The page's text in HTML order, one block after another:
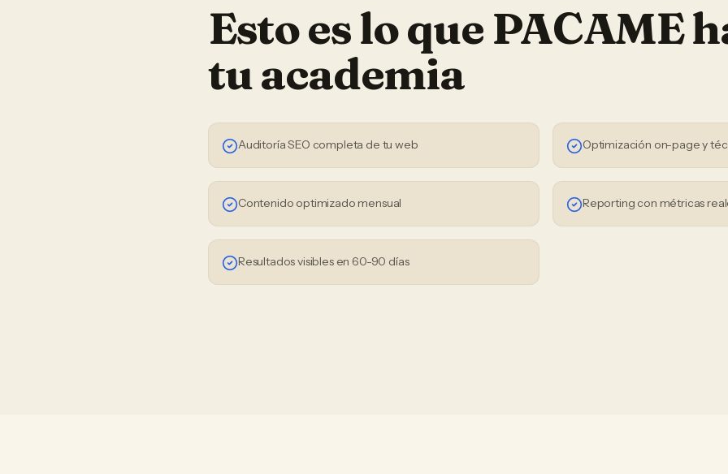
Esto es lo que PACAME
tuacademia
Auditoría SEO completa de tu web Optimización on-page y
Contenido optimizado mensual Reporting con métricas
Resultados visibles en 60-90 días